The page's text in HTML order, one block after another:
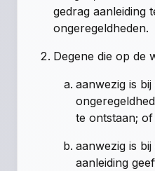
gedrag aanleiding
ongeregeldheden.
Degene die op de
aanwezig is
te ontstaan; of
aanwezig is
aanleiding